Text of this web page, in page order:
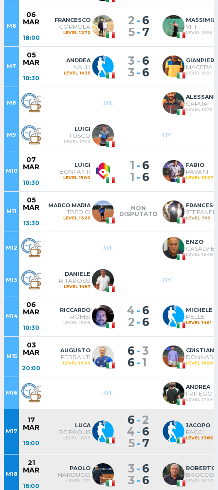
M6
06
MAR
18:00
FRANCESCO
COPPOLA
LEVEL 1272
2-6
5-7 VITI
LEVEL 1556
M7
05
MAR
10:30
ANDREA
NALLI
LEVEL 1435
3-6
3-6 MACERA
LEVEL 1501
M8 BYE CAPUA
LEVEL 1579
M9
LUIGI
FUSCO
LEVEL 1752
BYE
M10
07
MAR
10:30
LUIGI
BONFANTI
LEVEL 1500
1 -6
1 -6
FABIO
PAVANI
LEVEL 1927
M11
05
MAR
13:30
MARCO MARIA
TREDICI
LEVEL 1325
NON
DISPUTATO
LEVEL 785
M12 BYE
ENZO
LEVEL 1648
M13
DANIELE
RITAROSSI
LEVEL 1487
BYE
M14
06
MAR
10:30
RICCARDO
ROMEI
LEVEL 1508
4-6
2-6
MICHELE
PELLE
LEVEL 1461
M15
03
MAR
20:00
AUGUSTO
FERRANTI
LEVEL 1933
6-3
6-1
CRISTIAN
LEVEL 1849
M16 BYE
ANDREA
LEVEL 1734
M17
17
MAR
19:00
LUCA
DE PAOLIS
LEVEL 1653
6-2
4-6
5-7
JACOPO
FACCI
LEVEL 1385
M18
21
MAR
16:00
PAOLO
NARDUCCI
LEVEL 1711
3-6
3-6
ROBERTO
LEVEL 1627